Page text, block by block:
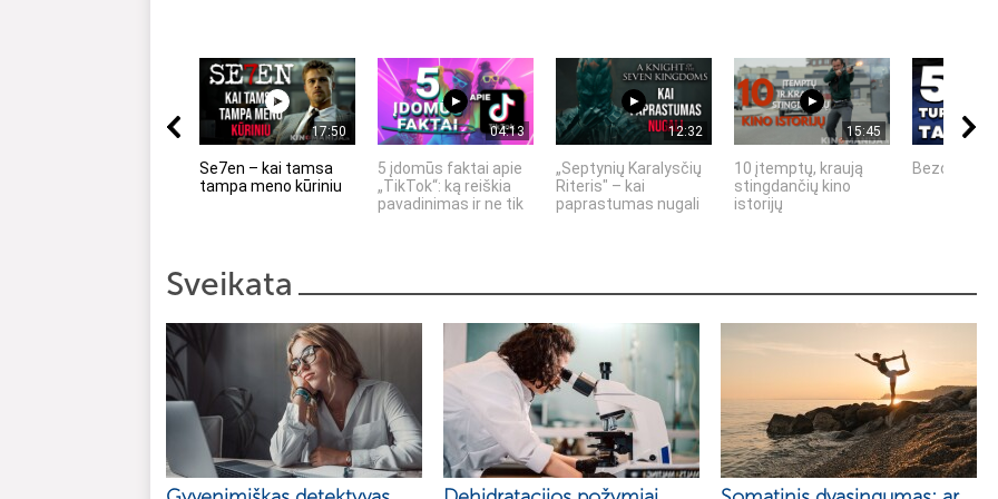
17:50
Se7en – kai tamsa
tampa meno kūriniu
04:13
5 įdomūs faktai apie
„TikTok“: ką reiškia
pavadinimas ir ne tik
12:32
„Septynių Karalysčių
Riteris" – kai
paprastumas nugali
15:45
10 įtemptų, kraują
stingdančių kino
istorijų
Bezos
Sveikata